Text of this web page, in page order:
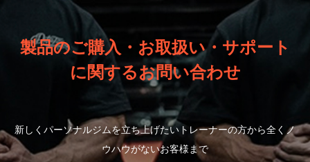
製品のご購入・お取扱い・サポート
に関するお問い合わせ
新しくパーソナルジムを立ち上げたいトレーナーの方から全くノ
ウハウがないお客様まで